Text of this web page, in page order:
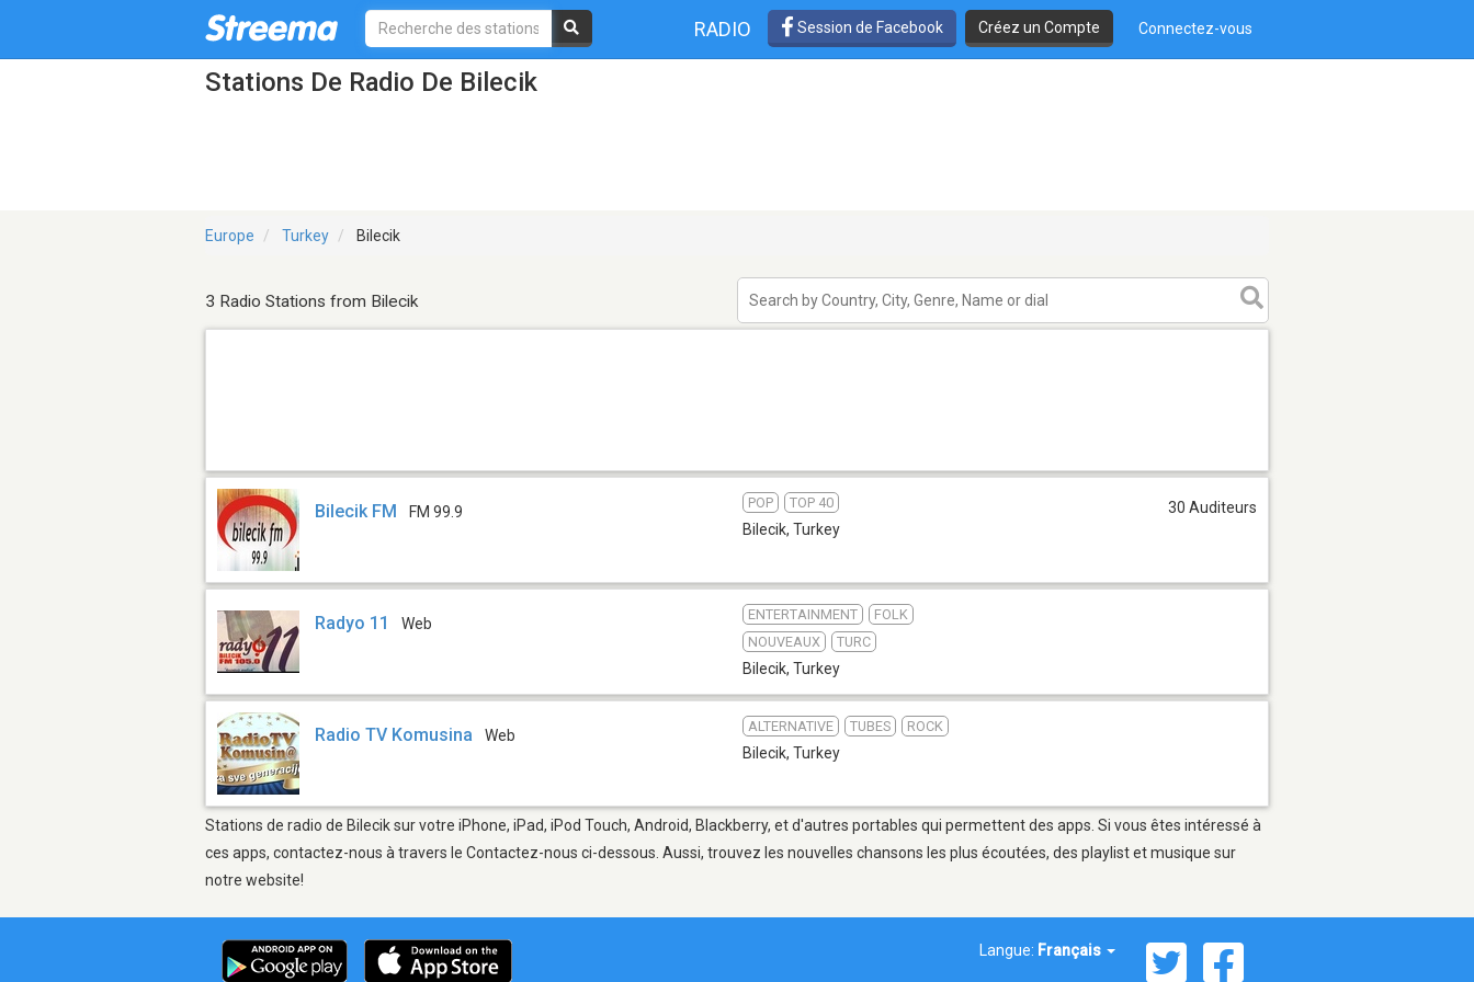
RADIO Session de Facebook Créez un Compte Connectez-vous
Stations De Radio De Bilecik
Europe Turkey Bilecik
3 Radio Stations from Bilecik
Bilecik FM FM 99.9
POP TOP 40
Bilecik, Turkey
30 Auditeurs
Radyo 11 Web
ENTERTAINMENT
FOLK
NOUVEAUX
TURC
Bilecik, Turkey
Radio TV Komusina Web
ALTERNATIVE TUBES ROCK
Bilecik, Turkey
Stations de radio de Bilecik sur votre iPhone, iPad, iPod Touch, Android, Blackberry, et d'autres portables qui permettent des apps. Si vous êtes intéressé à
ces apps, contactez-nous à travers le Contactez-nous ci-dessous. Aussi, trouvez les nouvelles chansons les plus écoutées, des playlist et musique sur
notre website!
Langue: Français